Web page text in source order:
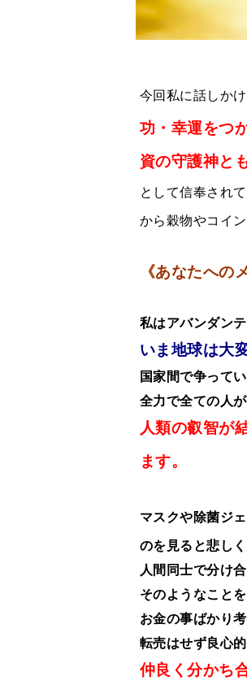
今回私に話しか
功・幸運をつ
資の守護神と
として信奉され
から穀物やコイ
《あなたへの
私はアバンダン
いま地球は大
国家間で争って
全力で全ての人
人類の叡智が
ます。
マスクや除菌ジ
のを見ると悲しく
人間同士で分け
そのようなこと
お金の事ばかり
転売はせず良心
仲良く分かち